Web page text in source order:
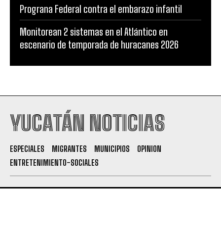
Prograna Federal contra el embarazo infantil
Monitorean 2 sistemas en el Atlántico en
escenario de temporada de huracanes 2026
YUCATÁN NOTICIAS
ESPECIALES MIGRANTES MUNICIPIOS
OPINION
ENTRETENIMIENTO-SOCIALES